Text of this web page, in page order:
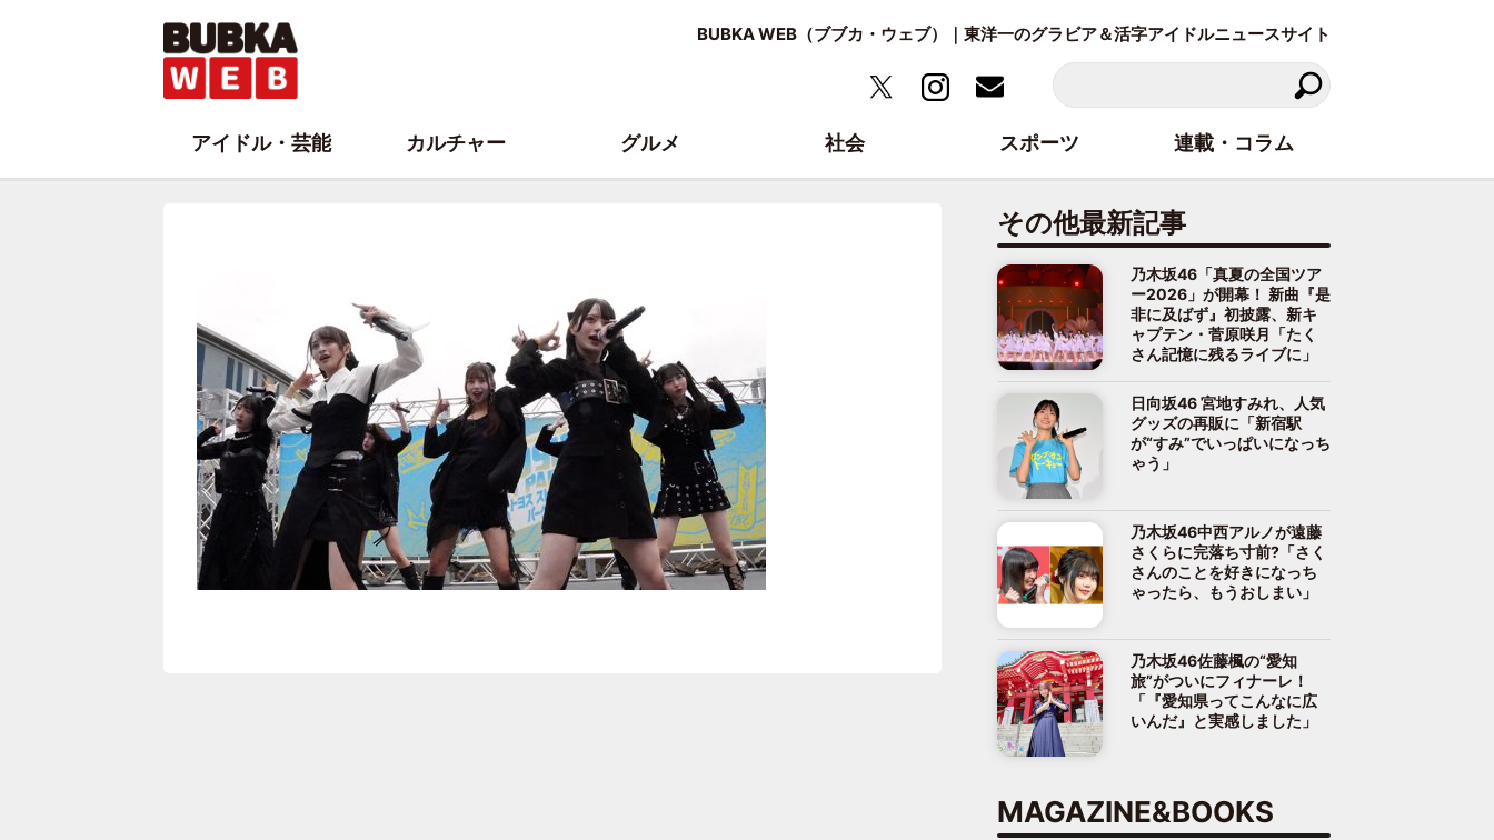
BUBKA WEB（ブブカ・ウェブ）｜東洋一のグラビア＆活字アイドルニュースサイト
その他最新記事
乃木坂46「真夏の全国ツア
ー2026」が開幕！ 新曲『是
非に及ばず』初披露、新キ
ャプテン・菅原咲月「たく
さん記憶に残るライブに」
日向坂46 宮地すみれ、人気
グッズの再販に「新宿駅
が“すみ”でいっぱいになっち
ゃう」
乃木坂46中西アルノが遠藤
さくらに完落ち寸前?「さく
さんのことを好きになっち
ゃったら、もうおしまい」
乃木坂46佐藤楓の“愛知
旅”がついにフィナーレ！
「『愛知県ってこんなに広
いんだ』と実感しました」
MAGAZINE&BOOKS
アイドル・芸能 カルチャー グルメ 社会 スポーツ 連載・コラム